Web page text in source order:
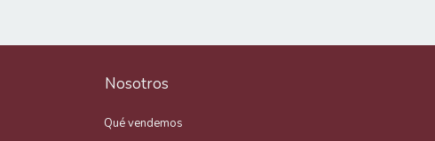
Nosotros
Qué vendemos